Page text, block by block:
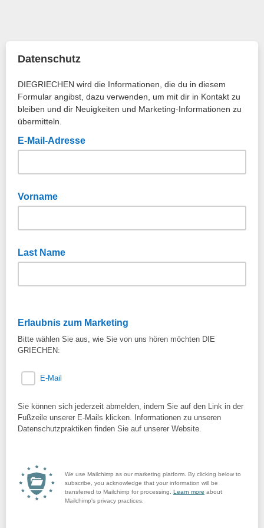
Datenschutz
DIEGRIECHEN wird die Informationen, die du in diesem
Formular angibst, dazu verwenden, um mit dir in Kontakt zu
bleiben und dir Neuigkeiten und Marketing-Informationen zu
übermitteln.
E-Mail-Adresse
Vorname
Last Name
Erlaubnis zum Marketing
Bitte wählen Sie aus, wie Sie von uns hören möchten DIE
GRIECHEN:
E-Mail
Sie können sich jederzeit abmelden, indem Sie auf den Link in der
Fußzeile unserer E-Mails klicken. Informationen zu unseren
Datenschutzpraktiken finden Sie auf unserer Website.
We use Mailchimp as our marketing platform. By clicking below to
subscribe, you acknowledge that your information will be
transferred to Mailchimp for processing. Learn more about
Mailchimp's privacy practices.